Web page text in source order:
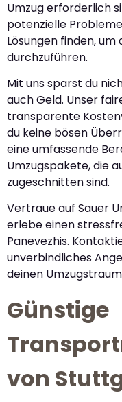
Umzug erforderlich
potenzielle
Lösungen finden,
durchzuführen.
Mit uns sparst du
auch Geld. Unser
transparente
du keine bösen
eine umfassende
Umzugspakete, die
zugeschnitten sind.
Vertraue auf Sauer
erlebe einen
Panevezhis.
unverbindliches
deinen
Günstige
von